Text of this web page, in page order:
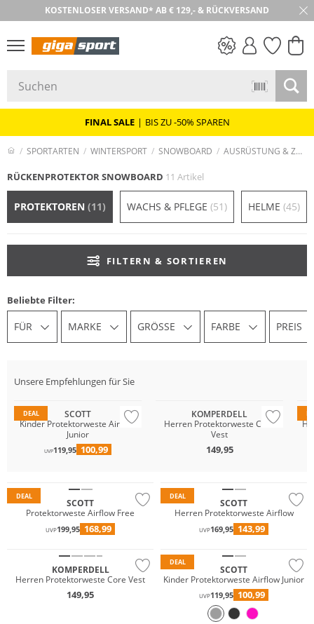
KOSTENLOSER VERSAND* AB € 129,- & RÜCKVERSAND
FINAL SALE | BIS ZU -50% SPAREN
SPORTARTEN WINTERSPORT SNOWBOARD AUSRÜSTUNG & ZUBEHÖR
RÜCKENPROTEKTOR SNOWBOARD 11 Artikel
PROTEKTOREN (11) WACHS & PFLEGE (51) HELME (45)
FILTERN & SORTIEREN
Beliebte Filter:
FÜR MARKE GRÖSSE FARBE PREIS
Unsere Empfehlungen für Sie
DEAL
Nachhaltig
SCOTT
Kinder Protektorweste Airflow
Junior
UVP119,95 100,99
KOMPERDELL
Herren Protektorweste Core
Vest
149,95
DEAL
SCOTT
Protektorweste Airflow Free
UVP199,95 168,99
DEAL
SCOTT
Herren Protektorweste Airflow
UVP169,95 143,99
KOMPERDELL
Herren Protektorweste Core Vest
149,95
DEAL
SCOTT
Kinder Protektorweste Airflow Junior
UVP119,95 100,99